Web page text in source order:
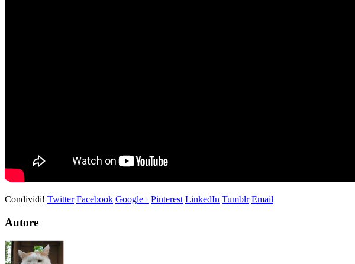
Condividi! Twitter Facebook Google+ Pinterest LinkedIn Tumblr Email
Autore